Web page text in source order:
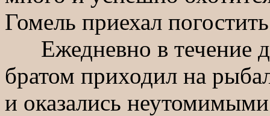
Гомель приехал
Ежедневно в течение
братом приходил на
и оказались